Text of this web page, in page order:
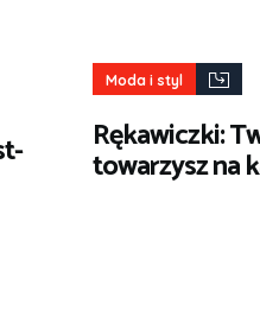
Moda i styl
Rękawiczki:
towarzysz na